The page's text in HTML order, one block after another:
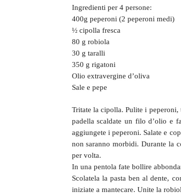
Ingredienti per 4 persone:
400g peperoni (2 peperoni medi)
½ cipolla fresca
80 g robiola
30 g taralli
350 g rigatoni
Olio extravergine d’oliva
Sale e pepe
Tritate la cipolla. Pulite i
padella scaldate un filo d’olio e
aggiungete i peperoni. Salate e
non saranno morbidi. Durante la
per volta.
In una pentola fate bollire
Scolatela la pasta ben al dente,
iniziate a mantecare. Unite la